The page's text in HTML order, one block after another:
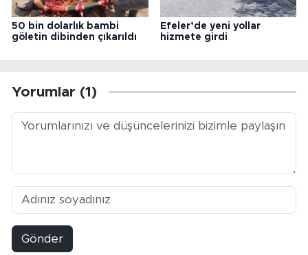
50 bin dolarlık bambi
göletin dibinden çıkarıldı
Efeler’de yeni yollar
hizmete girdi
Yorumlar (1)
Gönder